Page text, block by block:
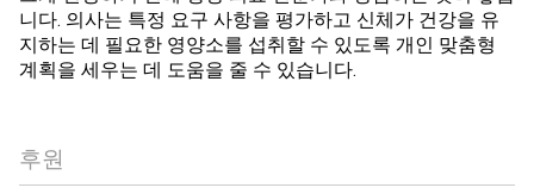
니다. 의사는 특정 요구 사항을 평가하고 신체가 건강을 유
지하는 데 필요한 영양소를 섭취할 수 있도록 개인 맞춤형
계획을 세우는 데 도움을 줄 수 있습니다.
후원